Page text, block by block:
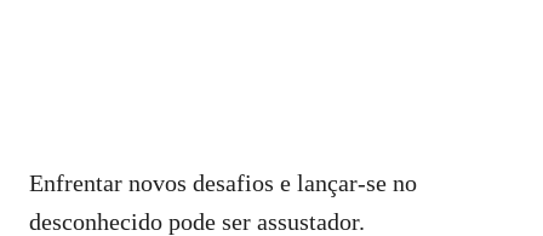
Enfrentar novos desafios e lançar-se no
desconhecido pode ser assustador.